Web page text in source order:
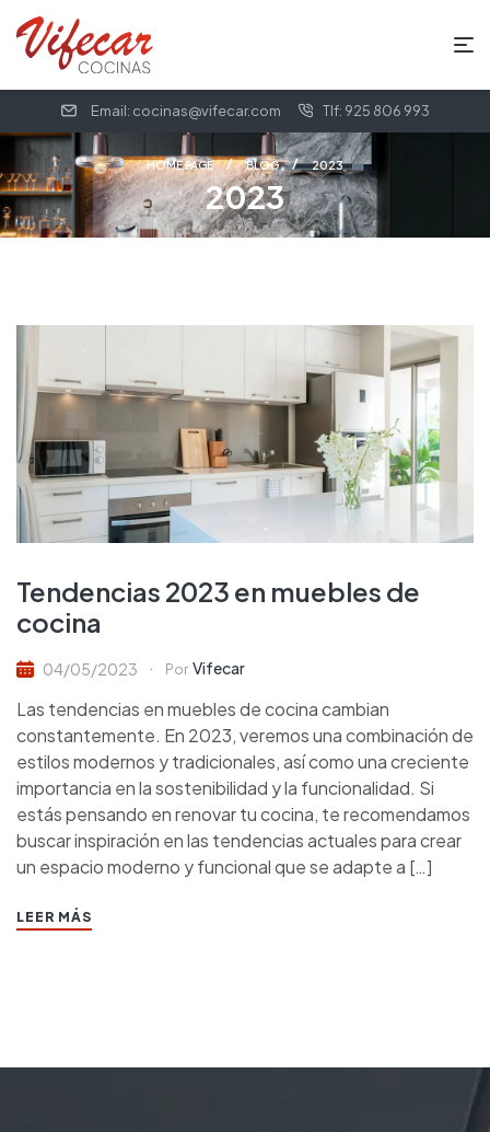
Email: cocinas@vifecar.com Tlf: 925 806 993
HOME PAGE BLOG 2023
2023
Tendencias 2023 en muebles de
cocina
04/05/2023 Por Vifecar
Las tendencias en muebles de cocina cambian
constantemente. En 2023, veremos una combinación de
estilos modernos y tradicionales, así como una creciente
importancia en la sostenibilidad y la funcionalidad. Si
estás pensando en renovar tu cocina, te recomendamos
buscar inspiración en las tendencias actuales para crear
un espacio moderno y funcional que se adapte a […]
LEER MÁS